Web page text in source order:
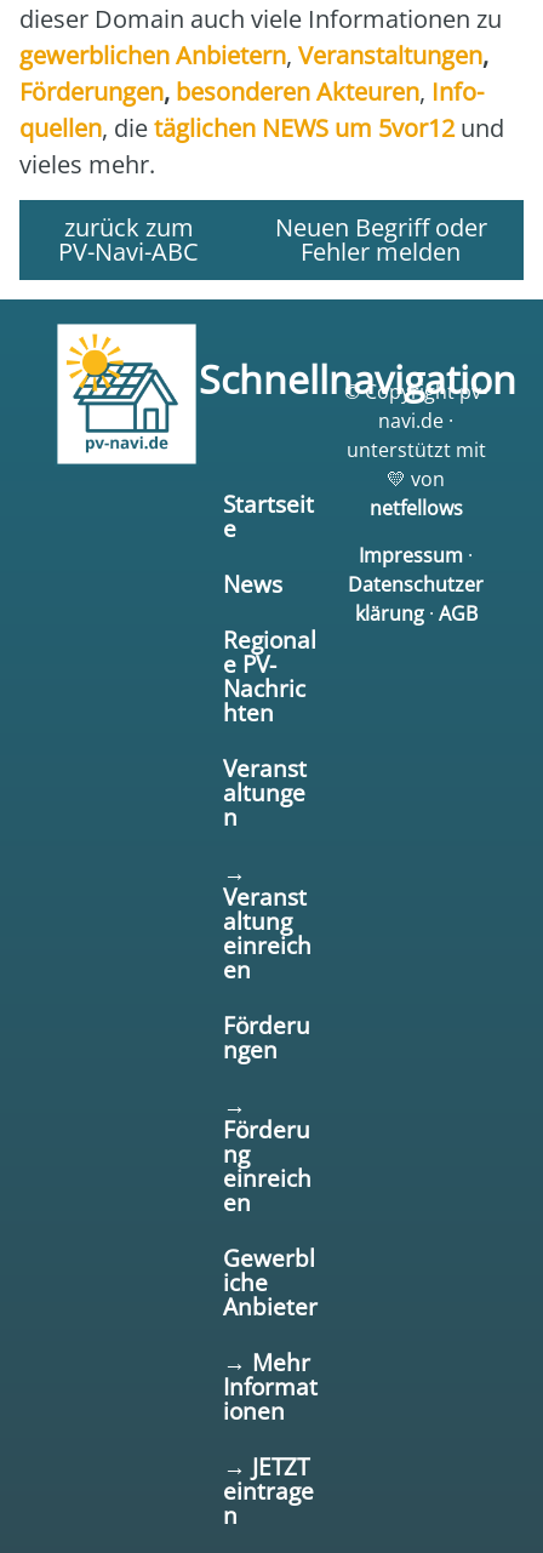
die­ser Domain auch vie­le Infor­ma­tio­nen zu
gewerb­li­chen Anbie­tern, Ver­an­stal­tun­gen,
För­de­run­gen, beson­de­ren Akteu­ren, Info­
quel­len, dietäg­li­chen NEWS um 5vor12und
vie­les mehr.
zurück zum
PV-Navi-ABC
Neuen Begriff oder
Fehler melden
Schnellnavigation
Startseit
e
News
Regional
e PV-
Nachric
hten
Veranst
altunge
n
→
Veranst
altung
einreich
en
Förderu
ngen
→
Förderu
ng
einreich
en
Gewerbl
iche
Anbieter
→ Mehr
Informat
ionen
→ JETZT
eintrage
n
© Copyright pv-
navi.de ·
unterstützt mit
💛 von
netfellows
Impressum ·
Datenschutzer
klärung· AGB